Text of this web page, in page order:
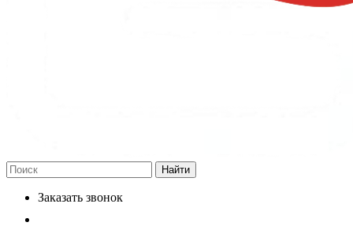
Найти
Заказать звонок